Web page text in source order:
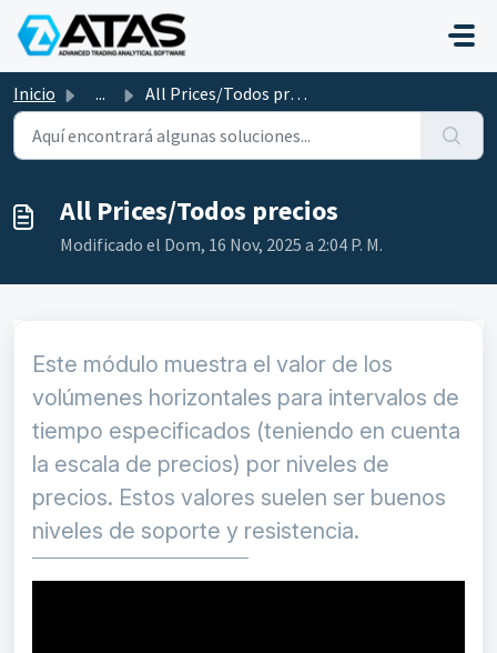
Saltar al contenido principal
Inicio ... All Prices/Todos precios
All Prices/Todos precios
Modificado el Dom, 16 Nov, 2025 a 2:04 P. M.
Este módulo muestra el valor de los
volúmenes horizontales para intervalos de
tiempo especificados (teniendo en cuenta
la escala de precios) por niveles de
precios. Estos valores suelen ser buenos
niveles de soporte y resistencia.